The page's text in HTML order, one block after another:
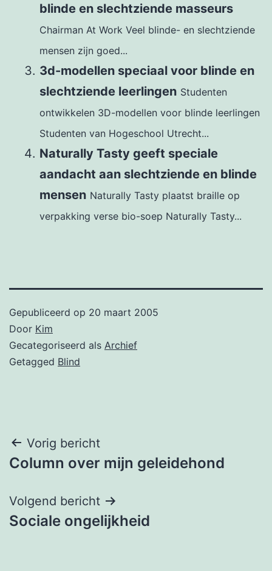
blinde en slechtziende masseurs
Chairman At Work Veel blinde- en slechtziende
mensen zijn goed...
3d-modellen speciaal voor blinde en
slechtziende leerlingen Studenten
ontwikkelen 3D-modellen voor blinde leerlingen
Studenten van Hogeschool Utrecht...
Naturally Tasty geeft speciale
aandacht aan slechtziende en blinde
mensen Naturally Tasty plaatst braille op
verpakking verse bio-soep Naturally Tasty...
Gepubliceerd op 20 maart 2005
Door Kim
Gecategoriseerd als Archief
Getagged Blind
Bericht
navigatie
Vorig bericht
Column over mijn geleidehond
Volgend bericht
Sociale ongelijkheid